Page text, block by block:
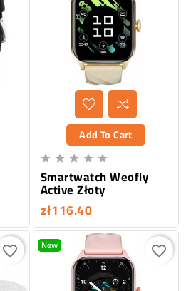
Add To Cart
    
Smartwatch Weofly
Active Złoty
zł116.40
favorite_border New favorite_border